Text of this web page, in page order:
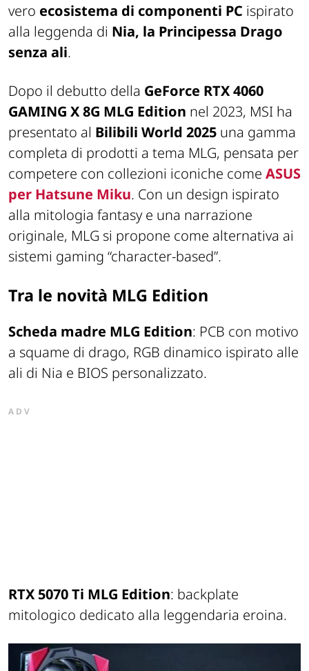
vero ecosistema di componenti PC ispirato
alla leggenda di Nia, la Principessa Drago
senza ali.
Dopo il debutto della GeForce RTX 4060
GAMING X 8G MLG Edition nel 2023, MSI ha
presentato al Bilibili World 2025 una gamma
completa di prodotti a tema MLG, pensata per
competere con collezioni iconiche come ASUS
per Hatsune Miku. Con un design ispirato
alla mitologia fantasy e una narrazione
originale, MLG si propone come alternativa ai
sistemi gaming “character-based”.
Tra le novità MLG Edition
Scheda madre MLG Edition: PCB con motivo
a squame di drago, RGB dinamico ispirato alle
ali di Nia e BIOS personalizzato.
ADV
RTX 5070 Ti MLG Edition: backplate
mitologico dedicato alla leggendaria eroina.